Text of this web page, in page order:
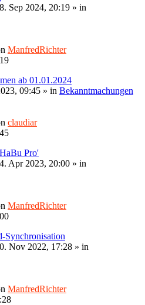
Sep 2024, 20:19 » in
ManfredRichter
ab 01.01.2024
09:45 » in Bekanntmachungen
claudiar
Pro'
Apr 2023, 20:00 » in
ManfredRichter
Synchronisation
Nov 2022, 17:28 » in
ManfredRichter